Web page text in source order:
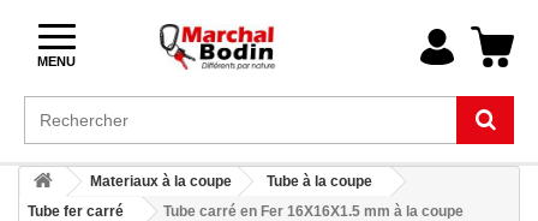
MENU
Materiaux à la coupe
Tube à la coupe
Tube fer carré
Tube carré en Fer 16X16X1.5 mm à la coupe